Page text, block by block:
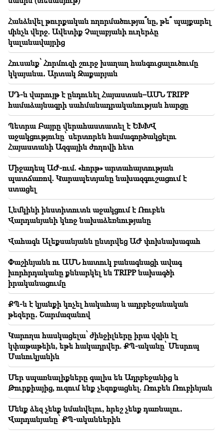
Կաթողիկոսի դեմ քրեական գործի և դատական
նիստի մասին (տեսանյութ)
21:26
Հանձնվել թուրքական ողորմածությա՞նը, թե՞
պայքարել մինչև վերջ. Ավետիք Չալաբյանի ուղերձը
կալանավայրից
21:10
Հուսանք՝ Հորմուզի շուրջ խաղաղ հանգուցալուծումը
կկայանա․ Արտակ Զաքարյան
20:56 Կարևոր
Զգուշացե՛ք կեղծ էջերից և առցանց
խարդախություններից, նպատակը՝ բանկային
տվյալներին տիրանալն է (լուսանկար)
20:41
ՍԴ-ն վարույթ է ընդունել Հայաստան–ԱՄՆ TRIPP
համաձայնագրի սահմանադրականության հարցը
20:30
ԱՄՆ-ն պատրաստվում է միջուկային
պատերազմի.Նոր ձերբակալություններ և
ռեպրեսիաներ (տեսանյութ)
19:53
Լայպցիգի օդանավակայանում «անհայտ պայթուցիկ
սարքով դրոն». սկսվել է հետաքննությունը
19:47
Սիլվա Հակոբյանը հայտնել է ցավալի կորստի
մասին (Լուսանկար)
19:32
Պետրա Բայրը վերահաստատել է ԵԽԽՎ
աջակցությունը՝ սերտորեն համագործակցելու
Հայաստանի Ազգային ժողովի հետ
Հանձնվել թուրքական ողորմածությա՞նը, թե՞ պայքարել
մինչև վերջ. Ավետիք Չալաբյանի ուղերձը
կալանավայրից
Հուսանք՝ Հորմուզի շուրջ խաղաղ հանգուցալուծումը
կկայանա․ Արտակ Զաքարյան
ՍԴ-ն վարույթ է ընդունել Հայաստան–ԱՄՆ TRIPP
համաձայնագրի սահմանադրականության հարցը
Պետրա Բայրը վերահաստատել է ԵԽԽՎ
աջակցությունը՝ սերտորեն համագործակցելու
Հայաստանի Ազգային ժողովի հետ
Միջադեպ ԱԺ-ում. «հորթ» արտահայտության
պատճառով. Կարապետյանը նախազգուշացում է
ստացել
Լեմկինի ինստիտուտն աջակցում է Ռուբեն
Վարդանյանի կնոջ նախաձեռնությանը
Վահագն Ալեքսանյանն ընտրվեց ԱԺ փոխնախագահ
Փաշինյանն ու ԱՄՆ հատուկ բանագնացի ավագ
խորհրդականը քննարկել են TRIPP նախագծի
իրականացումը
ՔՊ-ն է կյանքի կոչել հակահայ և ադրբեջանական
թեզերը․ Շարմազանով
Կարողա հասկացելա՝ ժինջիլները իրա վզին էլ
կփաթաթեին, եթե հակադրվեր. ՔՊ-ականը՝ Մեսրոպ
Մանուկյանին
Մեր սպառնալիքները գալիս են Ադրբեջանից և
Թուրքիայից, ուզում ենք չեզոքացնել. Ռուբեն Ռուբինյան
Մենք ձեզ չենք նմանվելու, հրեշ չենք դառնալու․
Վարդանյանը՝ ՔՊ-ականներին